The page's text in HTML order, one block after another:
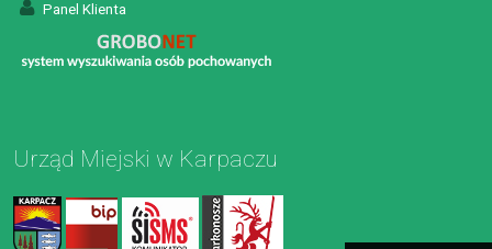
Panel Klienta
Urząd Miejski w Karpaczu